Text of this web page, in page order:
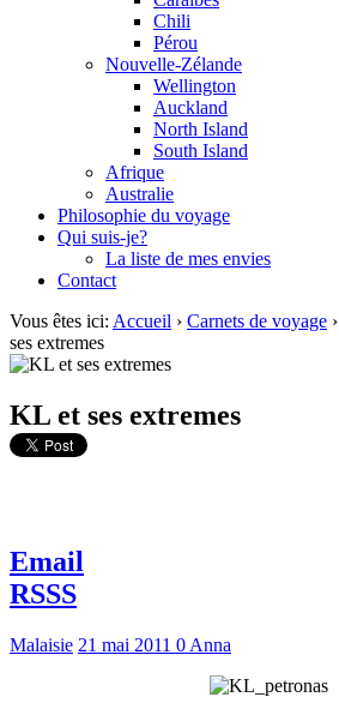
Chili
Pérou
Nouvelle-Zélande
Wellington
Auckland
North Island
South Island
Afrique
Australie
Philosophie du voyage
Qui suis-je?
La liste de mes envies
Contact
Vous êtes ici: Accueil › Carnets de voyage ›
ses extremes
KL et ses extremes
Email
RSSS
Malaisie 21 mai 2011 0 Anna